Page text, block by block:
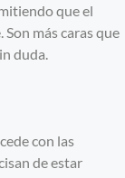
que el
más caras que
duda.
con las
de estar